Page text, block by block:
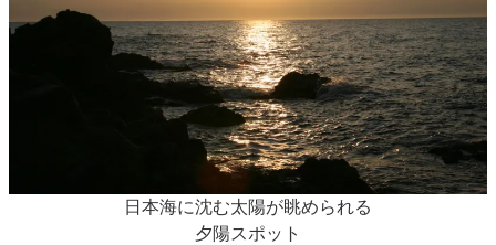
日本海に沈む太陽が眺められる
夕陽スポット